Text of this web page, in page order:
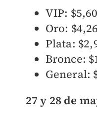
VIP:
Oro:
Plata:
Bronce:
General:
27 y 28 de